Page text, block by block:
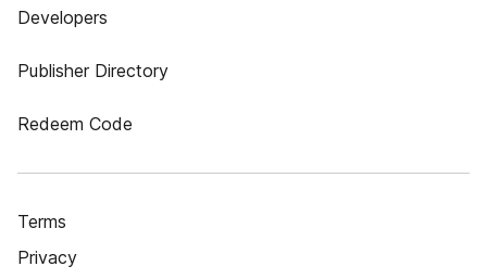
Developers
Publisher Directory
Redeem Code
Terms
Privacy